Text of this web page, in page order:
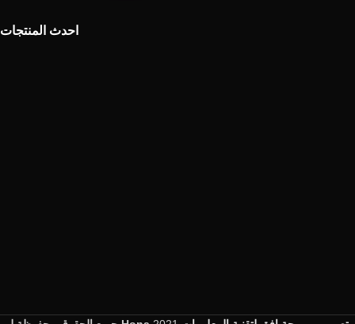
احدث المنتجات